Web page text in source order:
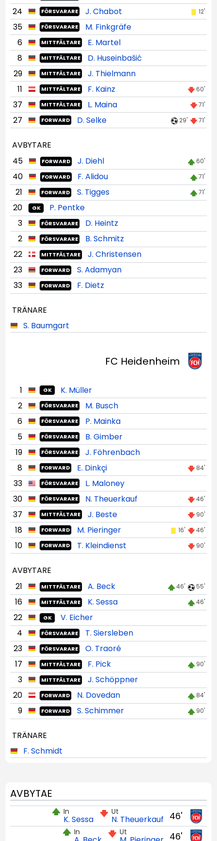
24 FÖRSVARARE J. Chabot 12'
35 FÖRSVARARE
M. Finkgräfe
6
MITTFÄLTARE
E. Martel
8
MITTFÄLTARE
D. Huseinbašić
29
MITTFÄLTARE
J. Thielmann
11
MITTFÄLTARE F. Kainz 60'
37 MITTFÄLTARE L. Maina 71'
27 FORWARD D. Selke 29' 71'
AVBYTARE
45
FORWARD J. Diehl 60'
40 FORWARD F. Alidou 71'
21 FORWARD S. Tigges 71'
20 GK
P. Pentke
3
FÖRSVARARE
D. Heintz
2
FÖRSVARARE
B. Schmitz
22
MITTFÄLTARE
J. Christensen
23
FORWARD
S. Adamyan
33
FORWARD F. Dietz
TRÄNARE
S. Baumgart
FC Heidenheim
1 GK
K. Müller
2
FÖRSVARARE
M. Busch
6
FÖRSVARARE
P. Mainka
5
FÖRSVARARE
B. Gimber
19
FÖRSVARARE
J. Föhrenbach
8
FORWARD E. Dinkçi 84'
33 FÖRSVARARE
L. Maloney
30
FÖRSVARARE N. Theuerkauf 46'
37 MITTFÄLTARE J. Beste 90'
18 FORWARD M. Pieringer 16' 46'
10 FORWARD T. Kleindienst 90'
AVBYTARE
21
MITTFÄLTARE A. Beck 46' 55'
16 MITTFÄLTARE K. Sessa 46'
22 GK
V. Eicher
4
FÖRSVARARE
T. Siersleben
23
FÖRSVARARE
O. Traoré
17
MITTFÄLTARE F. Pick 90'
3 MITTFÄLTARE
J. Schöppner
20
FORWARD N. Dovedan 84'
9 FORWARD S. Schimmer 90'
TRÄNARE
F. Schmidt
AVBYTAE
46'
Ut
N. Theuerkauf
In
K. Sessa
46'
Ut
In